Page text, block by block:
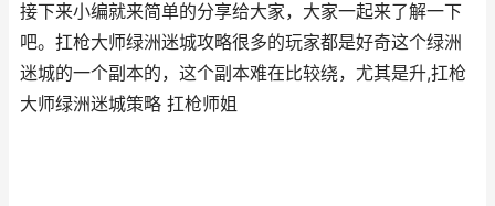
接下来小编就来简单的分享给大家，大家一起来了解一下
吧。扛枪大师绿洲迷城攻略很多的玩家都是好奇这个绿洲
迷城的一个副本的，这个副本难在比较绕，尤其是升,扛枪
大师绿洲迷城策略 扛枪师姐